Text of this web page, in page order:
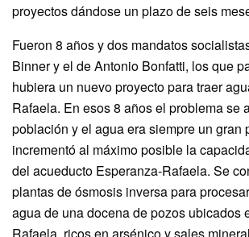
proyectos dándose un plazo de seis
Fueron 8 años y dos mandatos
Binner y el de Antonio Bonfatti, los que
hubiera un nuevo proyecto para traer
Rafaela. En esos 8 años el problema se
población y el agua era siempre un gran
incrementó al máximo posible la
del acueducto Esperanza-Rafaela. Se
plantas de ósmosis inversa para
agua de una docena de pozos ubicados
Rafaela, ricos en arsénico y sales